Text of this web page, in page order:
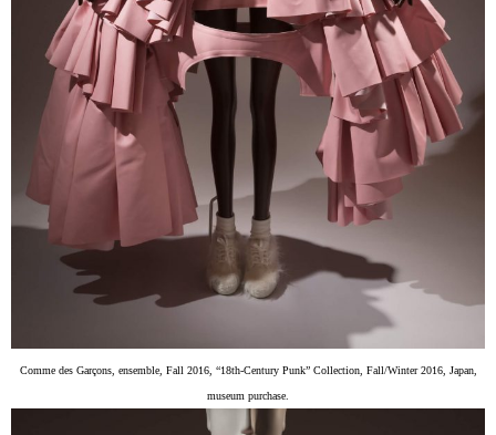
Comme des Garçons, ensemble, Fall 2016, “18th-Century Punk” Collection, Fall/Winter 2016, Japan,
museum purchase.